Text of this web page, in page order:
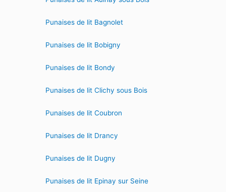
Punaises de lit Bagnolet
Punaises de lit Bobigny
Punaises de lit Bondy
Punaises de lit Clichy sous Bois
Punaises de lit Coubron
Punaises de lit Drancy
Punaises de lit Dugny
Punaises de lit Epinay sur Seine